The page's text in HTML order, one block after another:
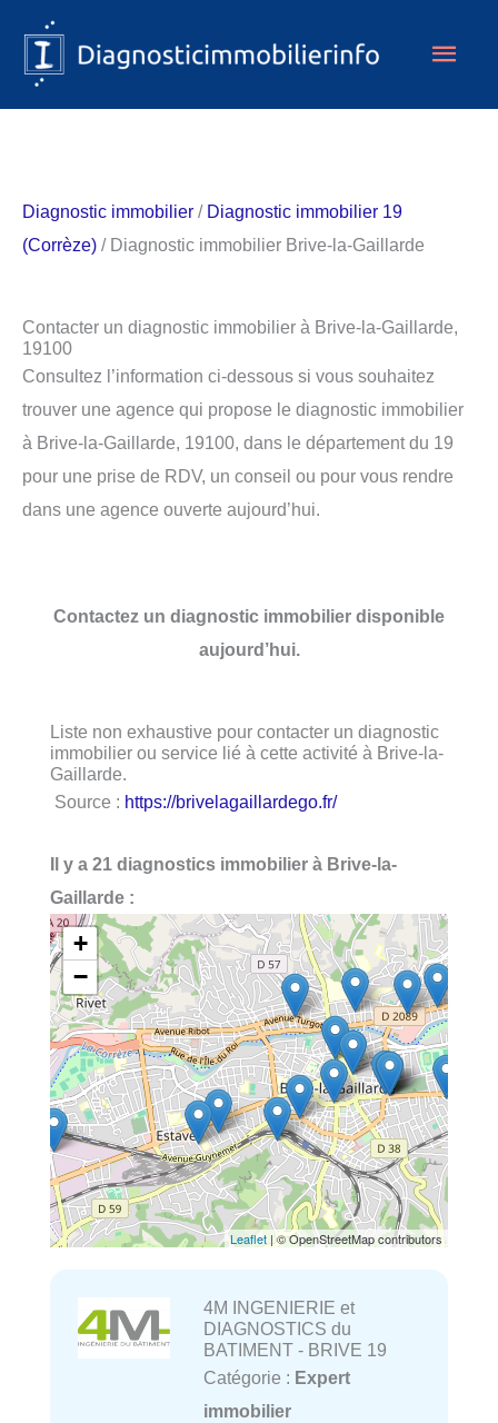
contenu
Diagnostic immobilier / Diagnostic immobilier 19
(Corrèze) / Diagnostic immobilier Brive-la-Gaillarde
Contacter un diagnostic immobilier à Brive-la-Gaillarde,
19100
Consultez l’information ci-dessous si vous souhaitez
trouver une agence qui propose le diagnostic immobilier
à Brive-la-Gaillarde, 19100, dans le département du 19
pour une prise de RDV, un conseil ou pour vous rendre
dans une agence ouverte aujourd’hui.
Contactez un diagnostic immobilier disponible
aujourd’hui.
Liste non exhaustive pour contacter un diagnostic
immobilier ou service lié à cette activité à Brive-la-
Gaillarde.
Source : https://brivelagaillardego.fr/
Il y a 21 diagnostics immobilier à Brive-la-
Gaillarde :
+
−
Leaflet | © OpenStreetMap contributors
4M INGENIERIE et
DIAGNOSTICS du
BATIMENT - BRIVE 19
Catégorie : Expert
immobilier